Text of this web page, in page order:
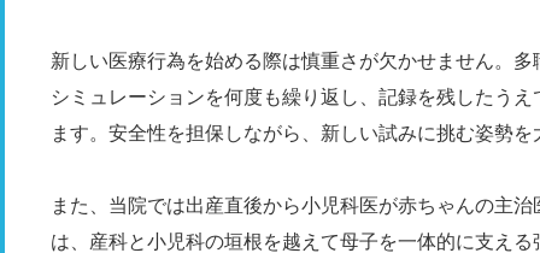
新しい医療行為を始める際は慎重さが欠かせません。
シミュレーションを何度も繰り返し、記録を残したう
ます。安全性を担保しながら、新しい試みに挑む姿勢
また、当院では出産直後から小児科医が赤ちゃんの主
は、産科と小児科の垣根を越えて母子を一体的に支え